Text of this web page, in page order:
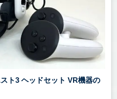
査定に大きく影響しま
・アダプターなど、付属
チャーボードは、ACアダ
ト3 ヘッドセット VR機器の